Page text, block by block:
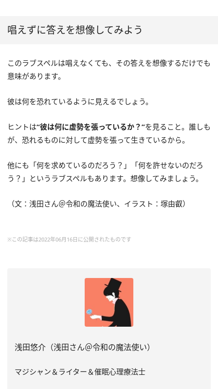
唱えずに答えを想像してみよう
このラブスペルは唱えなくても、その答えを想像するだけでも
意味があります。
彼は何を恐れているように見えるでしょう。
ヒントは“彼は何に虚勢を張っているか？”を見ること。誰しも
が、恐れるものに対して虚勢を張って生きているから。
他にも「何を求めているのだろう？」「何を許せないのだろ
う？」というラブスペルもあります。想像してみましょう。
（文：浅田さん＠令和の魔法使い、イラスト：塚由叡）
※この記事は2022年06月16日に公開されたものです
浅田悠介（浅田さん＠令和の魔法使い）
マジシャン＆ライター＆催眠心理療法士